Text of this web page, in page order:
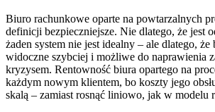
Biuro rachunkowe oparte na powtarzalnych
definicji bezpieczniejsze. Nie dlatego, że jest
żaden system nie jest idealny – ale dlatego, że
widoczne szybciej i możliwe do naprawienia
kryzysem. Rentowność biura opartego na
każdym nowym klientem, bo koszty jego
skalą – zamiast rosnąć liniowo, jak w modelu